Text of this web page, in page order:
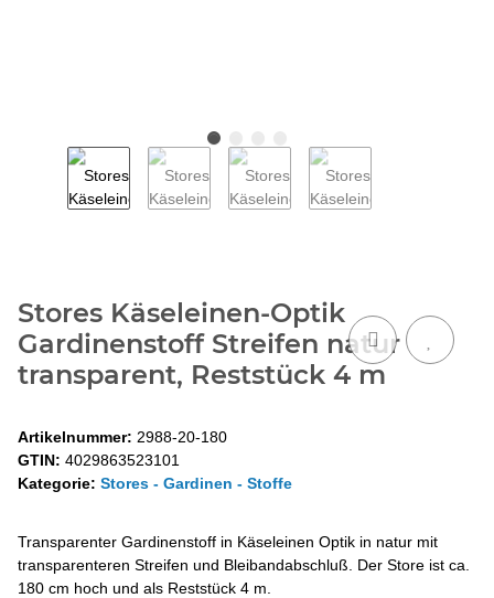
Stores Käseleinen-Optik
Gardinenstoff Streifen natur
transparent, Reststück 4 m
Artikelnummer: 2988-20-180
GTIN: 4029863523101
Kategorie: Stores - Gardinen - Stoffe
Transparenter Gardinenstoff in Käseleinen Optik in natur mit
transparenteren Streifen und Bleibandabschluß. Der Store ist ca.
180 cm hoch und als Reststück 4 m.